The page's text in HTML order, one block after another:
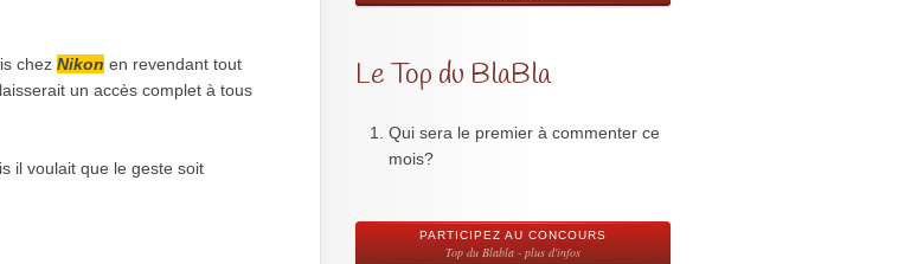
chez Nikon en revendant tout
un accès complet à tous
il voulait que le geste soit
Le Top du BlaBla
Qui sera le premier à commenter ce
mois?
PARTICIPEZ AU CONCOURS
Top du Blabla - plus d'infos